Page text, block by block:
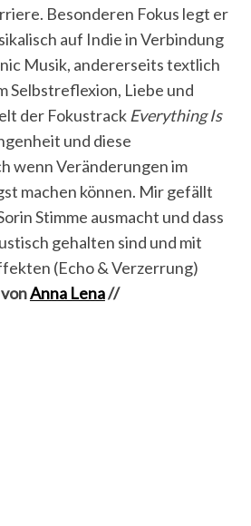
Besonderen Fokus legt er
auf Indie in Verbindung
Musik, andererseits textlich
Selbstreflexion, Liebe und
der Fokustrack Everything Is
und diese
wenn Veränderungen im
machen können. Mir gefällt
Stimme ausmacht und dass
gehalten sind und mit
(Echo & Verzerrung)
Anna Lena//